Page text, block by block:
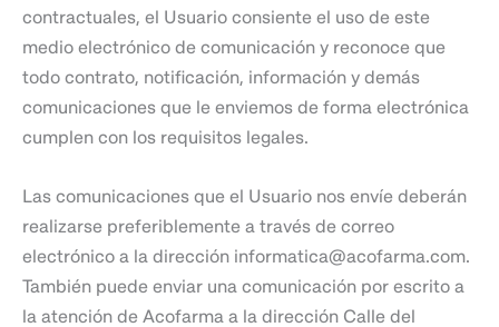
contractuales, el Usuario consiente el uso de este
medio electrónico de comunicación y reconoce que
todo contrato, notificación, información y demás
comunicaciones que le enviemos de forma electrónica
cumplen con los requisitos legales.
Las comunicaciones que el Usuario nos envíe deberán
realizarse preferiblemente a través de correo
electrónico a la dirección informatica@acofarma.com.
También puede enviar una comunicación por escrito a
la atención de Acofarma a la dirección Calle del